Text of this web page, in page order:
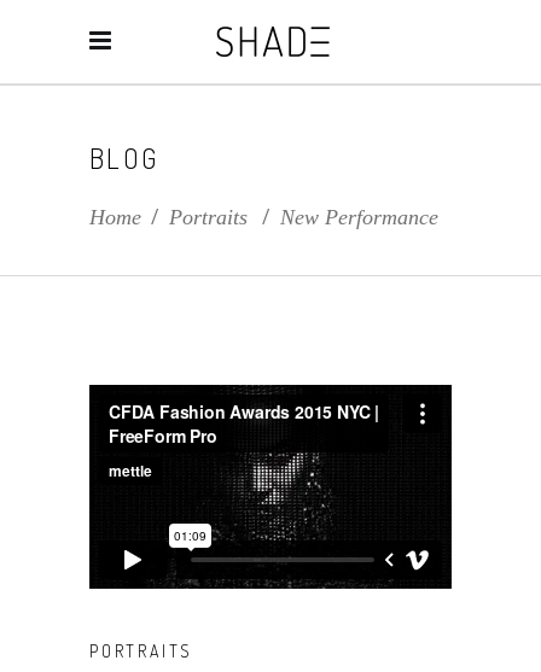
BLOG
Home / Portraits / New Performance
PORTRAITS